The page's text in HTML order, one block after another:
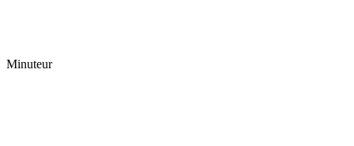
Minuteur